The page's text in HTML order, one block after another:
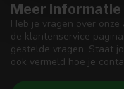
Meer informatie
Heb je vragen over
de klantenservice
gestelde vragen. Staat
ook vermeld hoe je